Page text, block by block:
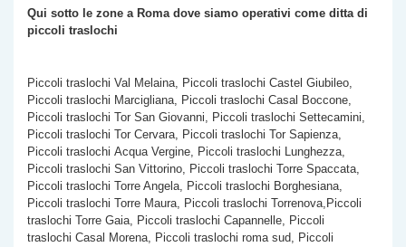
Qui sotto le zone a Roma dove siamo operativi come ditta di
piccoli traslochi
Piccoli traslochi Val Melaina, Piccoli traslochi Castel Giubileo,
Piccoli traslochi Marcigliana, Piccoli traslochi Casal Boccone,
Piccoli traslochi Tor San Giovanni, Piccoli traslochi Settecamini,
Piccoli traslochi Tor Cervara, Piccoli traslochi Tor Sapienza,
Piccoli traslochi Acqua Vergine, Piccoli traslochi Lunghezza,
Piccoli traslochi San Vittorino, Piccoli traslochi Torre Spaccata,
Piccoli traslochi Torre Angela, Piccoli traslochi Borghesiana,
Piccoli traslochi Torre Maura, Piccoli traslochi Torrenova,Piccoli
traslochi Torre Gaia, Piccoli traslochi Capannelle, Piccoli
traslochi Casal Morena, Piccoli traslochi roma sud, Piccoli